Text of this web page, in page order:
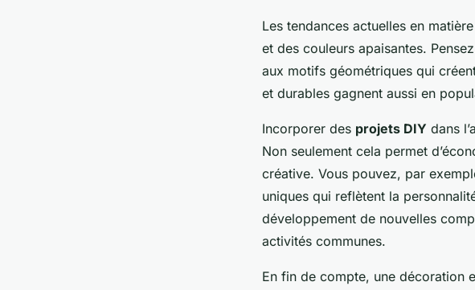
Les tendances actuelles en
et des couleurs apaisantes.
aux motifs géométriques qui
et durables gagnent aussi en
Incorporer des projets DIY dans
Non seulement cela permet
créative. Vous pouvez, par
uniques qui reflètent la
développement de nouvelles
activités communes.
En fin de compte, une décoration